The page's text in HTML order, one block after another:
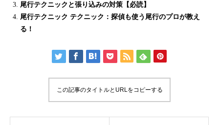
尾行テクニックと張り込みの対策【必読】
尾行テクニック テクニック：探偵も使う尾行のプロが教え
る！
この記事のタイトルとURLをコピーする